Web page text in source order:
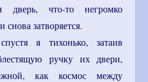
дверь, что-то негромко
снова затворяется.
я тихонько, затаив
ручку их двери,
как космос между